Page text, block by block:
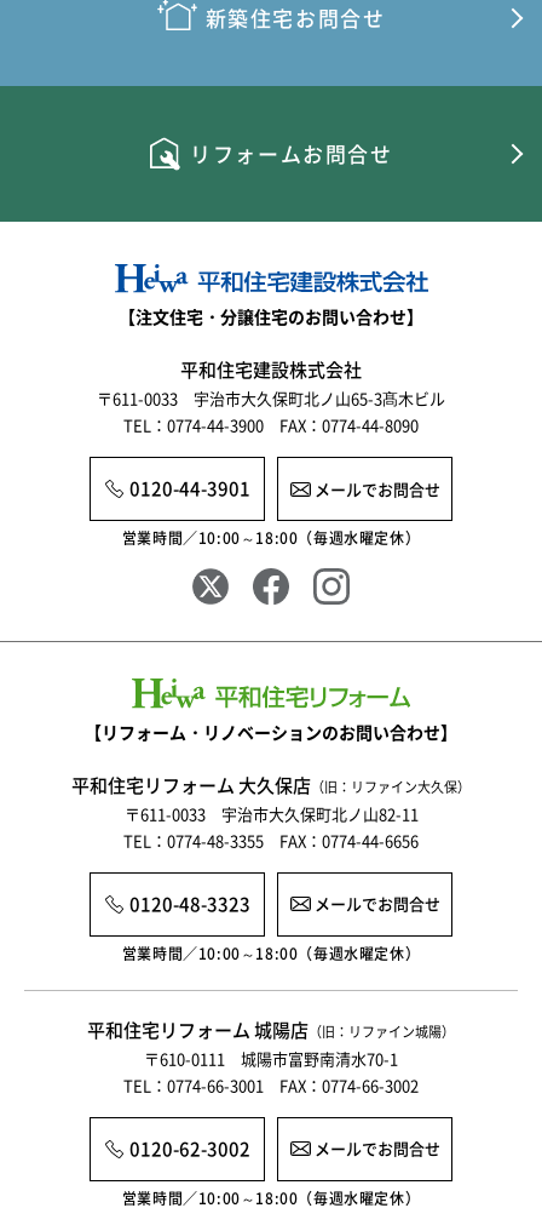
新築住宅お問合せ
リフォームお問合せ
【注文住宅・分譲住宅のお問い合わせ】
平和住宅建設株式会社
〒611-0033 宇治市大久保町北ノ山65-3髙木ビル
TEL：0774-44-3900 FAX：0774-44-8090
0120-44-3901 メールでお問合せ
営業時間／10:00～18:00（毎週水曜定休）
【リフォーム・リノベーションのお問い合わせ】
平和住宅リフォーム 大久保店 （旧：リファイン大久保）
〒611-0033 宇治市大久保町北ノ山82-11
TEL：0774-48-3355 FAX：0774-44-6656
0120-48-3323 メールでお問合せ
営業時間／10:00～18:00（毎週水曜定休）
平和住宅リフォーム 城陽店 （旧：リファイン城陽）
〒610-0111 城陽市富野南清水70-1
TEL：0774-66-3001 FAX：0774-66-3002
0120-62-3002 メールでお問合せ
営業時間／10:00～18:00（毎週水曜定休）